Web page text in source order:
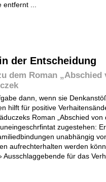
...
der Entscheidung
dem Roman „Abschied
dann, wenn sie
hilft für positive
Roman „Abschied von
zugestehen:
unabhängig
aufrechterhalten werden
Ausschlaggebende für das